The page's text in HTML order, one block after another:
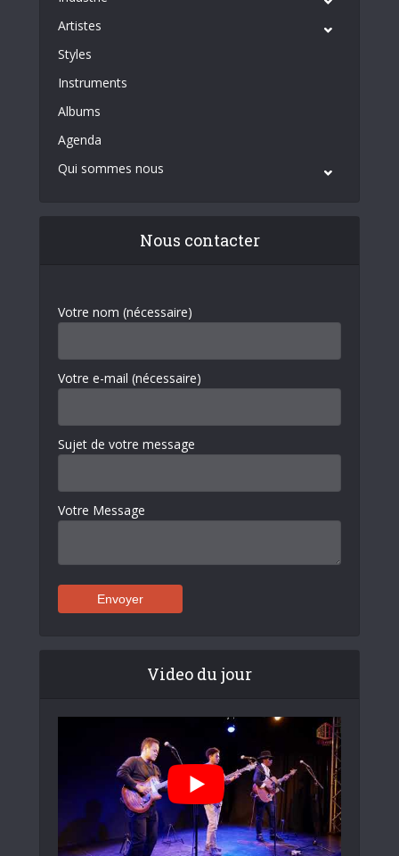
Artistes
Styles
Instruments
Albums
Agenda
Qui sommes nous
Nous contacter
Votre nom (nécessaire)
Votre e-mail (nécessaire)
Sujet de votre message
Votre Message
Video du jour